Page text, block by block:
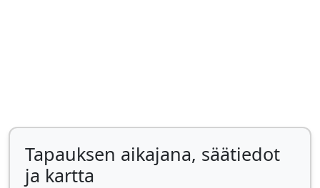
Tapauksen aikajana, säätiedot
ja kartta